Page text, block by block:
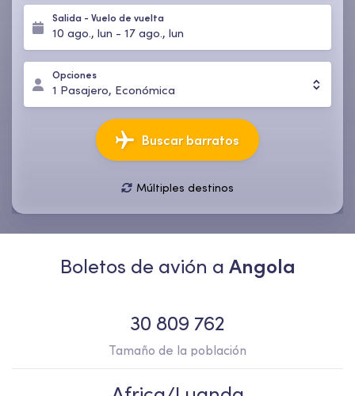
Salida - Vuelo de vuelta
10 ago., lun - 17 ago., lun
Opciones
1 Pasajero, Económica
Buscar barratos
Múltiples destinos
Pasajero
Boletos de avión a Angola
30 809 762
Tamaño de la población